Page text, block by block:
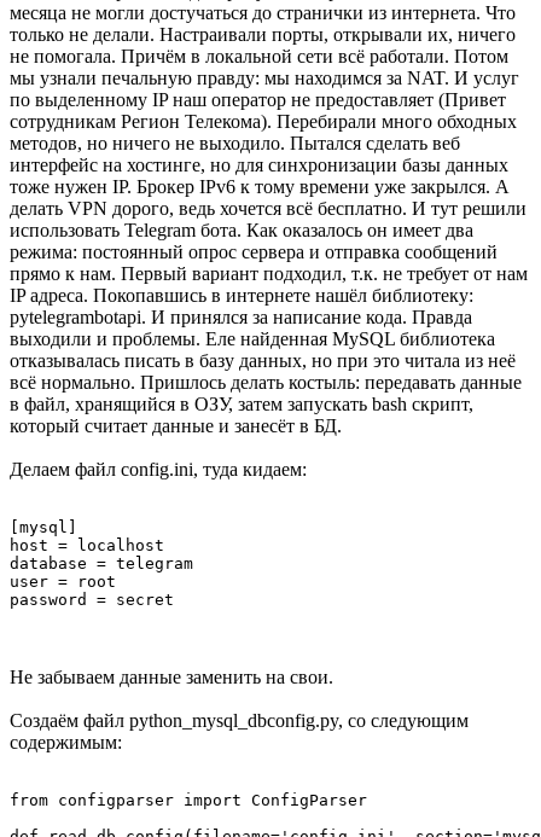
месяца не могли достучаться до странички из интернета. Что
только не делали. Настраивали порты, открывали их, ничего
не помогала. Причём в локальной сети всё работали. Потом
мы узнали печальную правду: мы находимся за NAT. И услуг
по выделенному IP наш оператор не предоставляет (Привет
сотрудникам Регион Телекома). Перебирали много обходных
методов, но ничего не выходило. Пытался сделать веб
интерфейс на хостинге, но для синхронизации базы данных
тоже нужен IP. Брокер IPv6 к тому времени уже закрылся. А
делать VPN дорого, ведь хочется всё бесплатно. И тут решили
использовать Telegram бота. Как оказалось он имеет два
режима: постоянный опрос сервера и отправка сообщений
прямо к нам. Первый вариант подходил, т.к. не требует от нам
IP адреса. Покопавшись в интернете нашёл библиотеку:
pytelegrambotapi. И принялся за написание кода. Правда
выходили и проблемы. Еле найденная MySQL библиотека
отказывалась писать в базу данных, но при это читала из неё
всё нормально. Пришлось делать костыль: передавать данные
в файл, хранящийся в ОЗУ, затем запускать bash скрипт,
который считает данные и занесёт в БД.
Делаем файл config.ini, туда кидаем:
[mysql]
host = localhost
database = telegram
user = root
password = secret
Не забываем данные заменить на свои.
Создаём файл python_mysql_dbconfig.py, со следующим
содержимым:
from configparser import ConfigParser